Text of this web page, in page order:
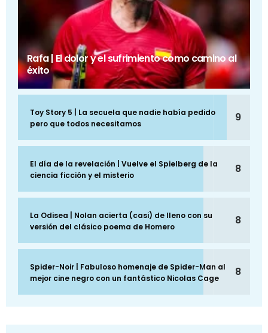
Rafa | El dolor y el sufrimiento como camino al
éxito
Toy Story 5 | La secuela que nadie había pedido
pero que todos necesitamos
9
El día de la revelación | Vuelve el Spielberg de la
ciencia ficción y el misterio
8
La Odisea | Nolan acierta (casi) de lleno con su
versión del clásico poema de Homero
8
Spider-Noir | Fabuloso homenaje de Spider-Man al
mejor cine negro con un fantástico Nicolas Cage
8